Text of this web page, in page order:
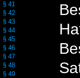
§ 41
§ 42
§ 43
§ 44
§ 45
§ 46
§ 47
§ 48
§ 49